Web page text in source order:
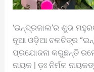
‘ଇନ୍ଦ୍ରଜାଲ’ର ଶୁଭ
ନୂଆ ଓଡ଼ିଆ ଚଳଚିତ୍ର
ପ୍ରଯୋଜନା କରୁଛନ୍ତି
ନାୟକ | ଡ଼ଃ ନିର୍ମଳ